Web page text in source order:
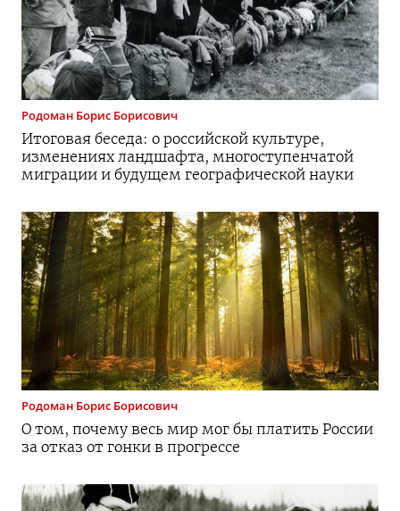
Родоман Борис Борисович
Итоговая беседа: о российской культуре,
изменениях ландшафта, многоступенчатой
миграции и будущем географической науки
Родоман Борис Борисович
О том, почему весь мир мог бы платить России
за отказ от гонки в прогрессе